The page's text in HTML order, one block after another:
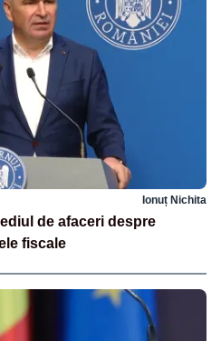
Ionuț Nichita
de afaceri despre
fiscale